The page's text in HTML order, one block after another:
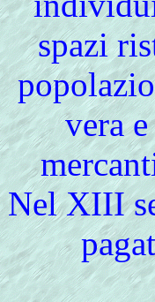
spazi
vera
NelXIII